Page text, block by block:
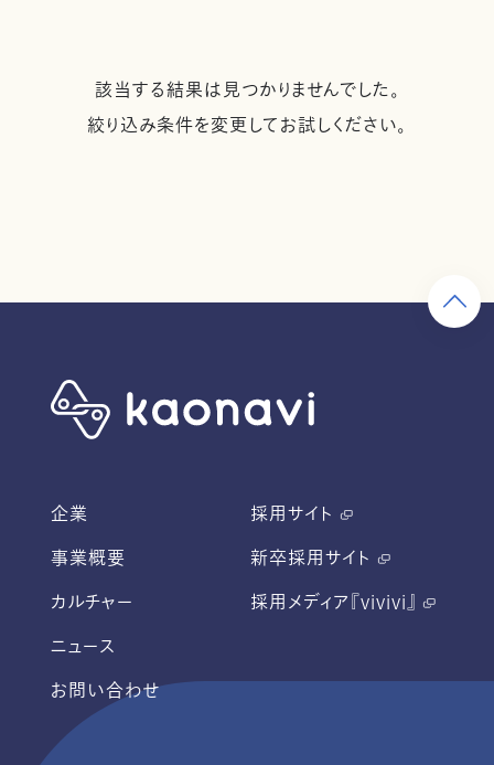
該当する結果は見つかりませんでした。
絞り込み条件を変更してお試しください。
企業
事業概要
カルチャー
ニュース
お問い合わせ
採用サイト
新卒採用サイト
採用メディア『vivivi』